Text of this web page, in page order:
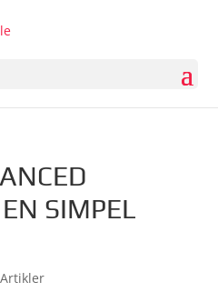
SIMPEL
Artikler